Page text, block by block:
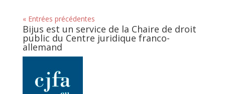
« Entrées précédentes
Bijus est un service de la Chaire de droit
public du Centre juridique franco-
allemand